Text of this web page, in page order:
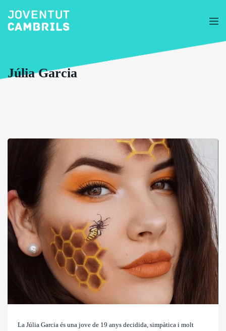
Júlia Garcia
La Júlia Garcia és una jove de 19 anys decidida, simpàtica i molt